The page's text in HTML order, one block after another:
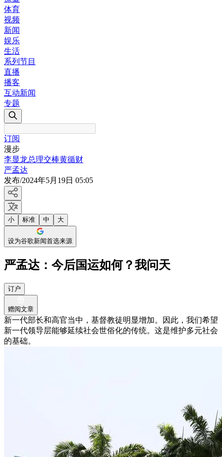
体育
视频
新闻
娱乐
生活
系列节目
直播
播客
互动新闻
专题
订阅
漫步
李显龙总理交棒黄循财
严孟达
发布/2024年5月19日 05:05
小 标准 中 大
设为谷歌新闻首选来源
严孟达：今后国运如何？我问天
订户
赠阅文章
新一代部长和高官当中，基督教徒明显增加。因此，我们希望
新一代领导层能够延续社会世俗化的传统。这是维护多元社会
的基础。